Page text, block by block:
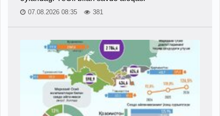
07.08.2026 08:35 381